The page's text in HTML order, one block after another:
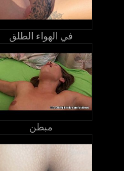
في الهواء الطلق
مبطن